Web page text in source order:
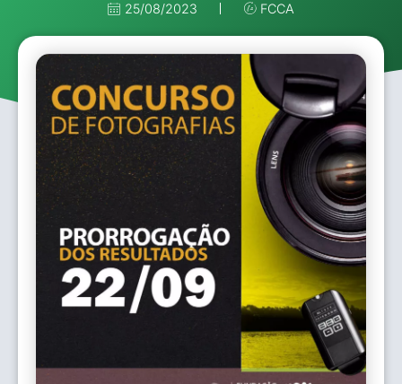
25/08/2023 FCCA